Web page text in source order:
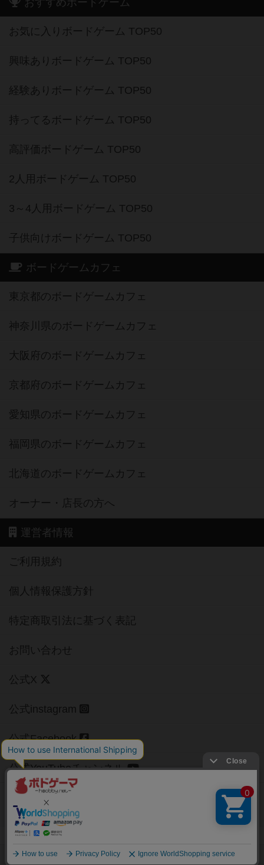
おすすめボードゲーム
お気に入りボードゲーム TOP50
興味ありボードゲーム TOP50
経験ありボードゲーム TOP50
持ってるボードゲーム TOP50
高評価ボードゲーム TOP50
2人用ボードゲーム TOP50
3～4人用ボードゲーム TOP50
子供向けボードゲーム TOP50
ボードゲームカフェ
東京都のボードゲームカフェ
神奈川県のボードゲームカフェ
大阪府のボードゲームカフェ
京都府のボードゲームカフェ
愛知県のボードゲームカフェ
福岡県のボードゲームカフェ
北海道のボードゲームカフェ
オーナー・店長の方へ
運営者情報
ご利用規約
個人情報保護方針
特定商取引法に基づく表記
お問い合わせ
公式X
公式instagram
公式Facebook
公式YouTubeチャンネル